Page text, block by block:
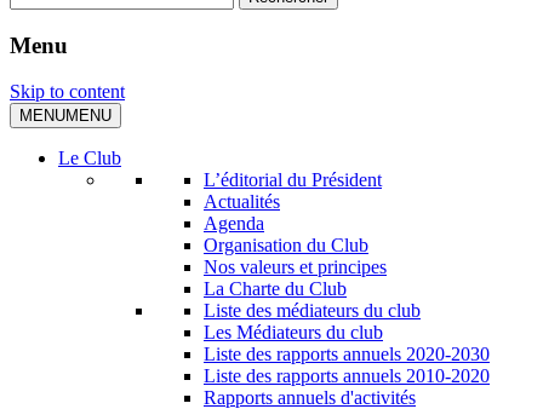
Menu
Skip to content
MENUMENU
Le Club
L’éditorial du Président
Actualités
Agenda
Organisation du Club
Nos valeurs et principes
La Charte du Club
Liste des médiateurs du club
Les Médiateurs du club
Liste des rapports annuels 2020-2030
Liste des rapports annuels 2010-2020
Rapports annuels d'activités